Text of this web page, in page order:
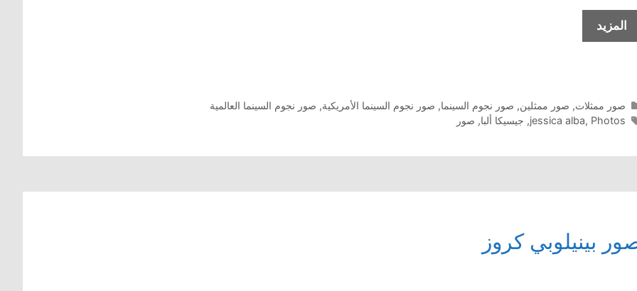
المزيد
جيسيكا
التصنيفات
صور ممثلات, صور ممثلين, صور نجوم السينما, صور نجوم السينما الأمريكية, صور نجوم السينما العالمية
الوسوم
jessica alba, Photos
, جيسيكا ألبا, صور
بينيلوبي كروز